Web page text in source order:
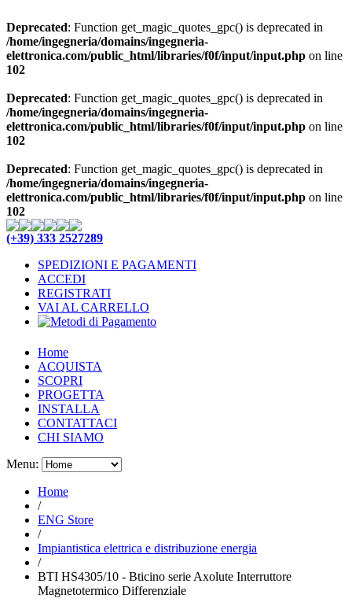
Deprecated: Function get_magic_quotes_gpc() is deprecated in
/home/ingegneria/domains/ingegneria-
elettronica.com/public_html/libraries/f0f/input/input.php on line
102
Deprecated: Function get_magic_quotes_gpc() is deprecated in
/home/ingegneria/domains/ingegneria-
elettronica.com/public_html/libraries/f0f/input/input.php on line
102
Deprecated: Function get_magic_quotes_gpc() is deprecated in
/home/ingegneria/domains/ingegneria-
elettronica.com/public_html/libraries/f0f/input/input.php on line
102
(+39) 333 2527289
SPEDIZIONI E PAGAMENTI
ACCEDI
REGISTRATI
VAI AL CARRELLO
Home
ACQUISTA
SCOPRI
PROGETTA
INSTALLA
CONTATTACI
CHI SIAMO
Menu:
Home
/
ENG Store
/
Impiantistica elettrica e distribuzione energia
/
BTI HS4305/10 - Bticino serie Axolute Interruttore
Magnetotermico Differenziale